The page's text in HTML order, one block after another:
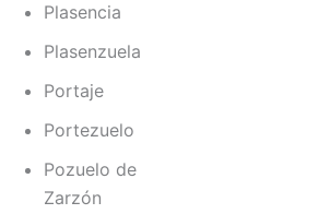
Plasencia
Plasenzuela
Portaje
Portezuelo
Pozuelo de
Zarzón